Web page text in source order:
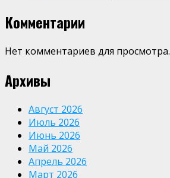
Комментарии
Нет комментариев для просмотра.
Архивы
Август 2026
Июль 2026
Июнь 2026
Май 2026
Апрель 2026
Март 2026